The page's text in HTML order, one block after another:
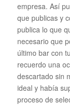
empresa. Así
que publicas y
publica lo que
necesario que
último bar con
recuerdo una
descartado sin
ideal y había
proceso de